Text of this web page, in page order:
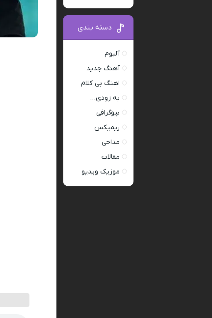
دسته بندی
آلبوم
آهنگ جدید
اهنگ بی کلام
به زودی…
بیوگرافی
ریمیکس
مداحی
مقالات
موزیک ویدیو